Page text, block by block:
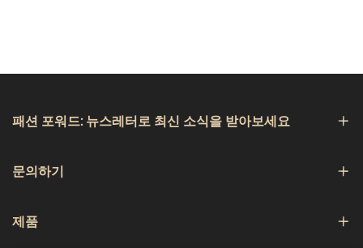
패션 포워드: 뉴스레터로 최신 소식을 받아보세요
문의하기
제품